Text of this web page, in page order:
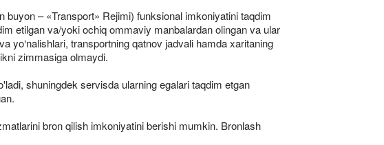
buyon – «Transport» Rejimi) funksional imkoniyatini taqdim
etilgan va/yoki ochiq ommaviy manbalardan olingan va ular
yo‘nalishlari, transportning qatnov jadvali hamda xaritaning
zimmasiga olmaydi.
shuningdek servisda ularning egalari taqdim etgan
bron qilish imkoniyatini berishi mumkin. Bronlash